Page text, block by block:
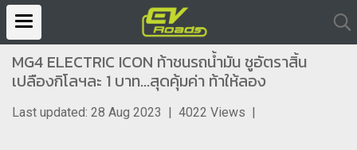
MG4 ELECTRIC ICON ท้าชนรถน้ำมัน ชูอัตราสิ้น
เปลืองกิโลฯละ 1 บาท...สุดคุ้มค่า ท้าให้ลอง
Last updated: 28 Aug 2023 | 4022 Views |